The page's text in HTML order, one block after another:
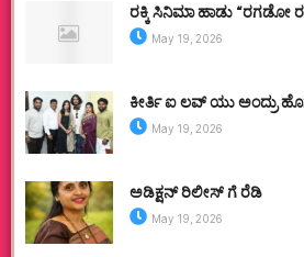
ರಕ್ಕಿ ಸಿನಿಮಾ ಹಾಡು “ರಗಡೋ
May 19, 2026
ಕೀರ್ತಿ ಐ ಲವ್ ಯು ಅಂದ್ರು
May 19, 2026
ಅಡಿಕ್ಷನ್ ರಿಲೀಸ್ ಗೆ ರೆಡಿ
May 19, 2026